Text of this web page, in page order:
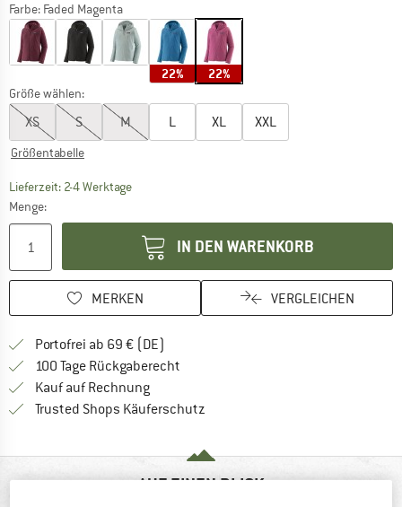
Farbe: Faded Magenta
22% 22%
Größe wählen:
XS S M L XL XXL
Größentabelle
Lieferzeit: 2-4 WerktageDer Link öffnet sich in einer Infobox und
Menge:
IN DEN WARENKORB
MERKEN VERGLEICHEN
Portofrei ab 69 € (DE)
100 Tage Rückgaberecht
Kauf auf RechnungFinde die Zahlungs-Infos hier! Öffnet
Trusted Shops Käuferschutz
AUF EINEN BLICK